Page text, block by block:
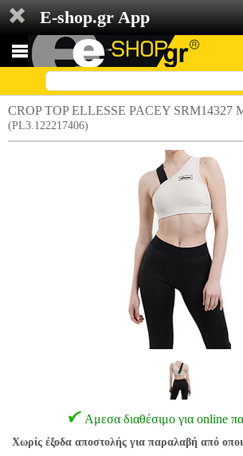
E-shop.gr App
CROP TOP ELLESSE PACEY
(PL3.122217406)
Αμεσα διαθέσιμο για online
Χωρίς έξοδα αποστολής για παραλαβή από